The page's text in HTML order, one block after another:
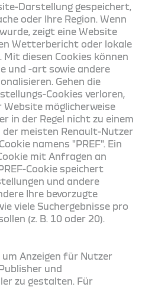
Darstellung gespeichert,
oder Ihre Region. Wenn
zeigt eine Website
Wetterbericht oder lokale
diesen Cookies können
und -art sowie andere
Gehen die
Cookies verloren,
Website möglicherweise
in der Regel nicht zu einem
der meisten Renault-Nutzer
namens "PREF". Ein
mit Anfragen an
Cookie speichert
und andere
Ihre bevorzugte
viele Suchergebnisse pro
(z. B. 10 oder 20).
um Anzeigen für Nutzer
und
zu gestalten. Für